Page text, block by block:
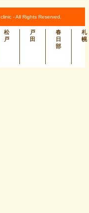
- All Rights Reserved.
松
戸
戸
田
春
日
部
札
幌